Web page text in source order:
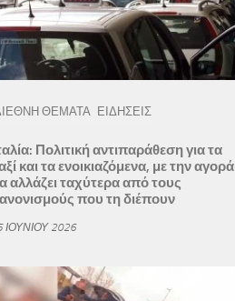
ΘΕΜΑΤΑ ΕΙΔΗΣΕΙΣ
Πολιτική αντιπαράθεση για τα
και τα ενοικιαζόμενα, με την αγορά
αλλάζει ταχύτερα από τους
που τη διέπουν
ΙΟΥΝΊΟΥ 2026